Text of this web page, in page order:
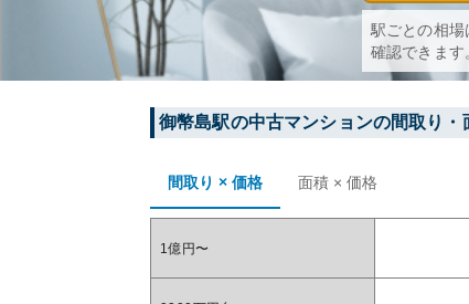
駅ごとの相
確認できます
御幣島駅の中古マンションの間取り・
間取り × 価格 面積 × 価格
1億円〜